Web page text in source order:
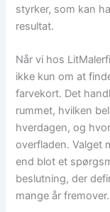
styrker, som kan
resultat.
Når vi hos
ikke kun om at
farvekort. Det
rummet, hvilken
hverdagen, og
overfladen. Valget
end blot et
beslutning, der
mange år fremover.